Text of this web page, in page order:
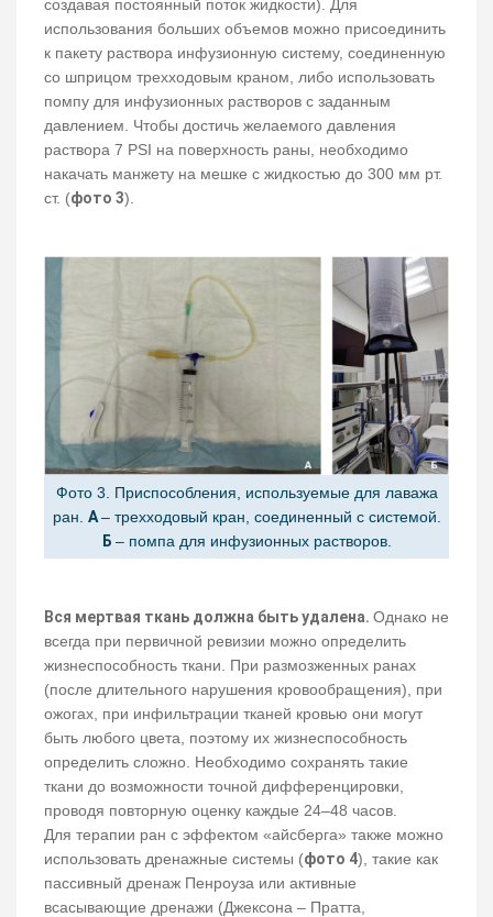
создавая постоянный поток жидкости). Для
использования больших объемов можно присоединить
к пакету раствора инфузионную систему, соединенную
со шприцом трехходовым краном, либо использовать
помпу для инфузионных растворов с заданным
давлением. Чтобы достичь желаемого давления
раствора 7 PSI на поверхность раны, необходимо
накачать манжету на мешке с жидкостью до 300 мм рт.
ст. (фото 3).
Фото 3. Приспособления, используемые для лаважа
ран. А– трехходовый кран, соединенный с системой.
Б – помпа для инфузионных растворов.
Вся мертвая ткань должна быть удалена. Однако не
всегда при первичной ревизии можно определить
жизнеспособность ткани. При размозженных ранах
(после длительного нарушения кровообращения), при
ожогах, при инфильтрации тканей кровью они могут
быть любого цвета, поэтому их жизнеспособность
определить сложно. Необходимо сохранять такие
ткани до возможности точной дифференцировки,
проводя повторную оценку каждые 24–48 часов.
Для терапии ран с эффектом «айсберга» также можно
использовать дренажные системы (фото 4), такие как
пассивный дренаж Пенроуза или активные
всасывающие дренажи (Джексона – Пратта,